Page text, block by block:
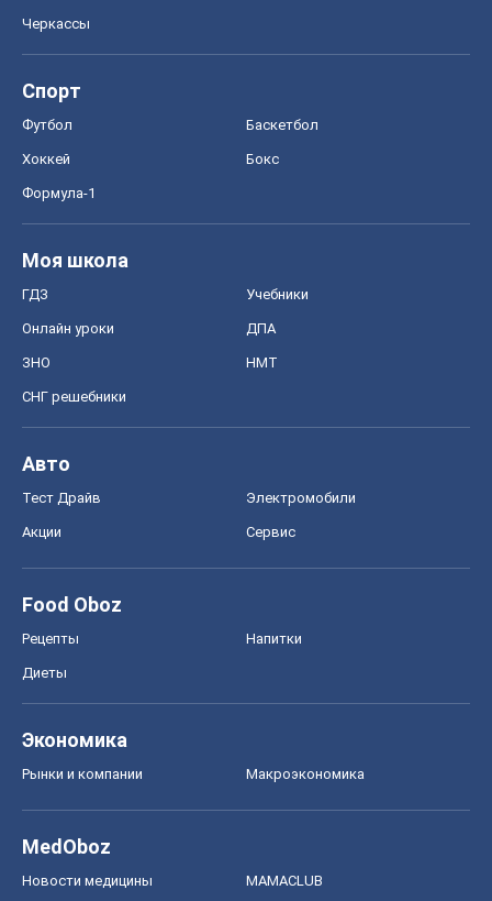
Черкассы
Спорт
Футбол Баскетбол
Хоккей Бокс
Формула-1
Моя школа
ГДЗ Учебники
Онлайн уроки ДПА
ЗНО НМТ
СНГ решебники
Авто
Тест Драйв Электромобили
Акции Сервис
Food Oboz
Рецепты Напитки
Диеты
Экономика
Рынки и компании Mакроэкономика
MedOboz
Новости медицины MAMACLUB